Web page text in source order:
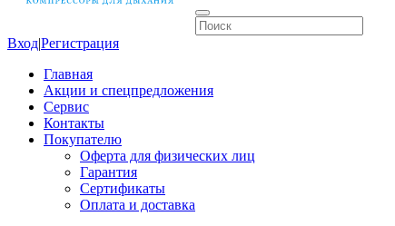
Вход|Регистрация
Главная
Акции и спецпредложения
Сервис
Контакты
Покупателю
Оферта для физических лиц
Гарантия
Сертификаты
Оплата и доставка